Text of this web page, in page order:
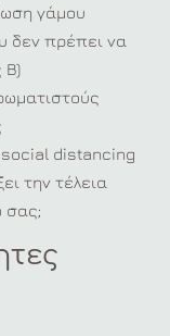
γάμου
δεν πρέπει να
Β)
social distancing
την τέλεια
σας;